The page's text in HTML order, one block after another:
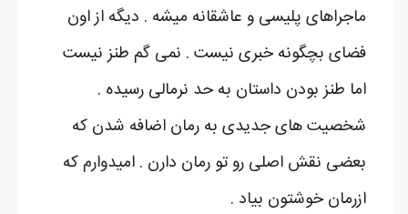
ماجراهای پلیسی و عاشقانه میشه . دیگه از اون
فضای بچگونه خبری نیست . نمی گم طنز نیست
اما طنز بودن داستان به حد نرمالی رسیده .
شخصیت های جدیدی به رمان اضافه شدن که
بعضی نقش اصلی رو تو رمان دارن . امیدوارم که
ازرمان خوشتون بیاد .​